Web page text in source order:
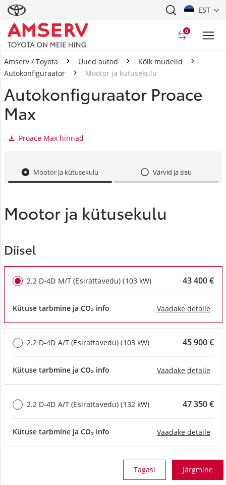
EST
0
Amserv / Toyota Uued autod
Kõik mudelid
Autokonfiguraator
Mootor ja kütusekulu
Autokonfiguraator Proace
Max
Proace Max hinnad
Mootor ja kütusekulu Värvid ja sisu
Mootor ja kütusekulu
Diisel
2.2 D-4D M/T (Esirattavedu) (103 kW) 43 400 €
Kütuse tarbmine ja CO₂ info Vaadake detaile
2.2 D-4D A/T (Esirattavedu) (103 kW) 45 900 €
Kütuse tarbmine ja CO₂ info Vaadake detaile
2.2 D-4D A/T (Esirattavedu) (132 kW) 47 350 €
Kütuse tarbmine ja CO₂ info Vaadake detaile
Tagasi Järgmine